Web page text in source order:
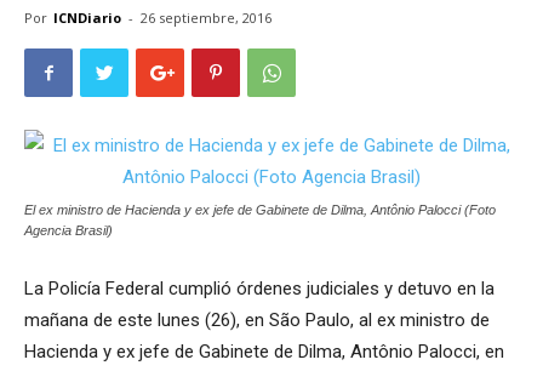
Por ICNDiario - 26 septiembre, 2016
El ex ministro de Hacienda y ex jefe de Gabinete de Dilma, Antônio Palocci (Foto
Agencia Brasil)
La Policía Federal cumplió órdenes judiciales y detuvo en la
mañana de este lunes (26), en São Paulo, al ex ministro de
Hacienda y ex jefe de Gabinete de Dilma, Antônio Palocci, en